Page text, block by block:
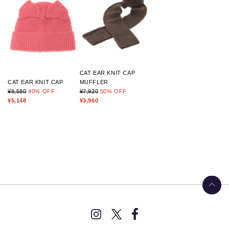
CAT EAR KNIT CAP
¥8,580 40% OFF
¥5,148
CAT EAR KNIT CAP
MUFFLER
¥7,920 50% OFF
¥3,960